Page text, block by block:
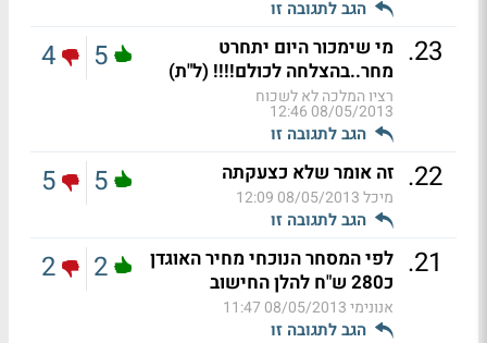
הגב לתגובה זו
23
. מי שימכור היום יתחרט
מחר..בהצלחה לכולם!!!! (ל"ת)
רציו המלכה לא לשכוח
08/05/2013 12:46
הגב לתגובה זו
5
4
22
. זה אומר שלא כצעקתה
מיכל08/05/2013 12:09
הגב לתגובה זו
5
5
21
. לפי המסחר הנוכחי מחיר האוגדן
כ280 ש"ח להלן החישוב
אנונימי08/05/2013 11:47
הגב לתגובה זו
2
2